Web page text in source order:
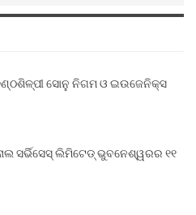
ସୋନୁ ନିଗମ ଓ ଇଉଜେନିକ୍ସ
ସର୍ଭିସେସ୍ ଲିମିଟେଡ୍ ଭୁବନେଶ୍ୱରର ୧୧